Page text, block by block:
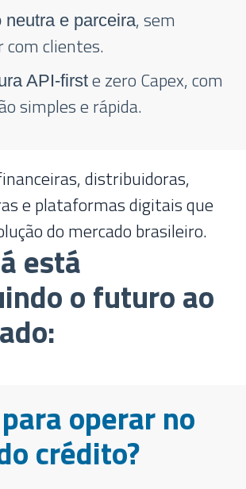
neutra e parceira, sem
clientes.
API-first e zero Capex, com
simples e rápida.
distribuidoras,
e plataformas digitais que
do mercado brasileiro.
está
o futuro ao
operar no
crédito?